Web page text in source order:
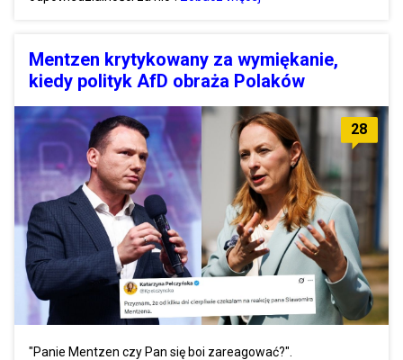
Mentzen krytykowany za wymiękanie,
kiedy polityk AfD obraża Polaków
28
"Panie Mentzen czy Pan się boi zareagować?".